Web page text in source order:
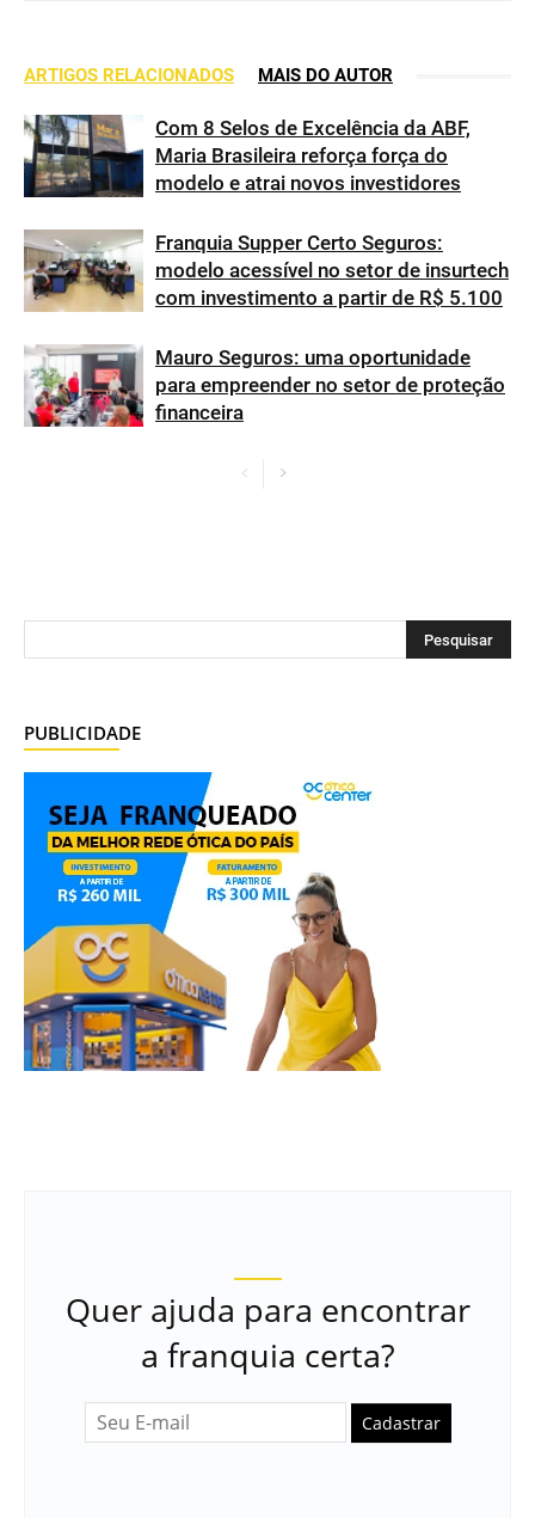
ARTIGOS RELACIONADOS MAIS DO AUTOR
Com 8 Selos de Excelência da ABF,
Maria Brasileira reforça força do
modelo e atrai novos investidores
Franquia Supper Certo Seguros:
modelo acessível no setor de insurtech
com investimento a partir de R$ 5.100
Mauro Seguros: uma oportunidade
para empreender no setor de proteção
financeira
PUBLICIDADE
Quer ajuda para encontrar
a franquia certa?
Cadastrar